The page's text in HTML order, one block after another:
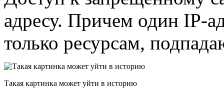
адресу. Причем один IP-­
только ресурсам,
Такая картинка может уйти в историю